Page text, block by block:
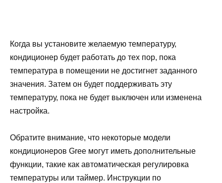
Когда вы установите желаемую температуру,
кондиционер будет работать до тех пор, пока
температура в помещении не достигнет заданного
значения. Затем он будет поддерживать эту
температуру, пока не будет выключен или изменена
настройка.
Обратите внимание, что некоторые модели
кондиционеров Gree могут иметь дополнительные
функции, такие как автоматическая регулировка
температуры или таймер. Инструкции по